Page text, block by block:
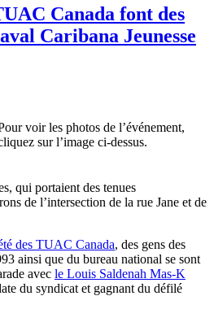
Canada font des
Caribana Jeunesse
voir les photos de l’événement,
sur l’image ci-dessus.
qui portaient des tenues
de l’intersection de la rue Jane et de
des TUAC Canada, des gens des
ainsi que du bureau national se sont
avec le Louis Saldenah Mas-K
du syndicat et gagnant du défilé